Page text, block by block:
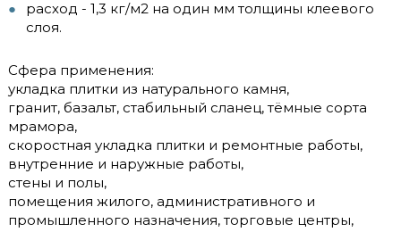
расход - 1,3 кг/м2 на один мм толщины клеевого
слоя.
Сфера применения:
укладка плитки из натурального камня,
гранит, базальт, стабильный сланец, тёмные сорта
мрамора,
скоростная укладка плитки и ремонтные работы,
внутренние и наружные работы,
стены и полы,
помещения жилого, административного и
промышленного назначения, торговые центры,